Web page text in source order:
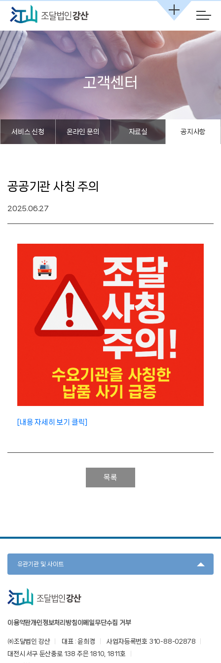
본문 바로가기
고객센터
서비스 신청 온라인 문의 자료실 공지사항
공공기관 사칭 주의
2025.06.27
[내용 자세히 보기 클릭]
목록
이용약관개인정보처리방침이메일무단수집 거부
㈜조달법인 강산 대표 : 윤희경
사업자등록번호 310-88-02878
대전시 서구 둔산중로 138 주은 1810, 1811호
유관기관 및 사이트